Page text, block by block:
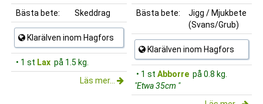
Bästa bete:
Skeddrag
Klarälven inom Hagfors
• 1 st Lax på 1.5 kg.
Läs mer...
Bästa bete:
Jigg / Mjukbete
(Svans/Grub)
Klarälven inom Hagfors
• 1 st Abborre på 0.8 kg.
"Etwa 35cm "